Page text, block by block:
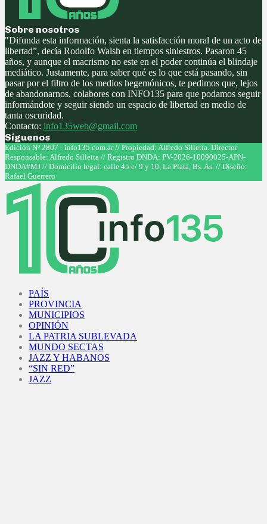
Sobre nosotros
"Difunda esta información, sienta la satisfacción moral de un acto de
libertad”, decía Rodolfo Walsh en tiempos siniestros. Pasaron 45
años, y aunque el macrismo no este en el poder continúa el blindaje
mediático. Justamente, para saber qué es lo que está pasando, sin
pasar por el filtro de los medios hegemónicos, te pedimos que, lejos
de abandonarnos, colabores con INFO135 para que podamos seguir
informándote y seguir siendo un espacio de libertad en medio de
tanta oscuridad.
Contacto: info135web@gmail.com
Síguenos
Facebook
Twitter
Instagram
Youtube
Edición Nº 2807 - info135.com.ar // Propiedad: Alfredo Silletta. Director
Responsable: Alfredo Silletta // Registro DNDA: PV-2026-10090025-APN-
DNDA#MJ // Domicilio legal: calle 45 e/ 9 y 10, La Plata, Bs. As. // Diseño:
Rafael Guerrero
PAÍS
PROVINCIA
MUNICIPIOS
OPINIÓN
LA PATRIA SUBLEVADA
MUNDO SECTAS
JAZZ Y HABANOS
“SIN RED”
JAZZ